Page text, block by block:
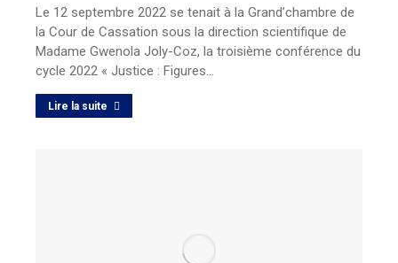
Le 12 septembre 2022 se tenait à la Grand’chambre de
la Cour de Cassation sous la direction scientifique de
Madame Gwenola Joly-Coz, la troisième conférence du
cycle 2022 « Justice : Figures…
Lire la suite